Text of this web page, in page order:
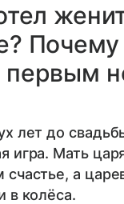
первым
лет до
игра. Мать
счастье, а
в колёса.